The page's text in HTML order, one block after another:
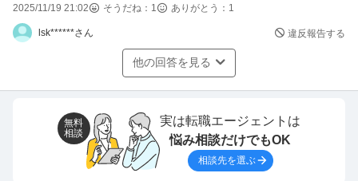
2025/11/19 21:02 そうだね： 1 ありがとう： 1
lsk******さん 違反報告する
他の回答を見る
無料
相談
実は転職エージェントは
悩み相談だけでもOK
相談先を選ぶ